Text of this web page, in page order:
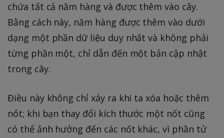
chứa tất cả năm hàng và được thêm vào cây.
Bằng cách này, năm hàng được thêm vào dưới
dạng một phần dữ liệu duy nhất và không phải
từng phần một, chỉ dẫn đến một bản cập nhật
trong cây.
Điều này không chỉ xảy ra khi ta xóa hoặc thêm
nốt; khi bạn thay đổi kích thước một nốt cũng
có thể ảnh hưởng đến các nốt khác, vì phần tử